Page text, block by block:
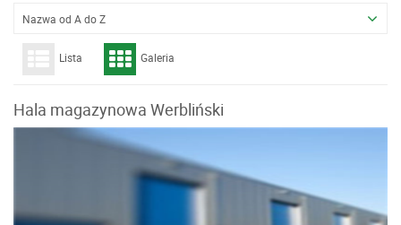
Nazwa od A do Z
Lista Galeria
Hala magazynowa Werbliński